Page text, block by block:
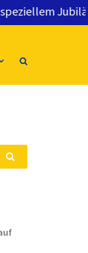
SEARCH